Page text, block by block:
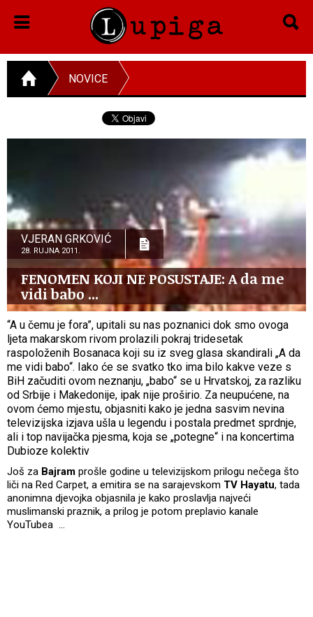
NOVICE
VJERAN GRKOVIĆ
28. RUJNA 2011.
FENOMEN KOJI NE POSUSTAJE: A da me
vidi babo ...
“A u čemu je fora”, upitali su nas poznanici dok smo ovoga
ljeta makarskom rivom prolazili pokraj tridesetak
raspoloženih Bosanaca koji su iz sveg glasa skandirali „A da
me vidi babo“. Iako će se svatko tko ima bilo kakve veze s
BiH začuditi ovom neznanju, „babo“ se u Hrvatskoj, za razliku
od Srbije i Makedonije, ipak nije proširio. Za neupućene, na
ovom ćemo mjestu, objasniti kako je jedna sasvim nevina
televizijska izjava ušla u legendu i postala predmet sprdnje,
ali i top navijačka pjesma, koja se „potegne“ i na koncertima
Dubioze kolektiv
Još za Bajram prošle godine u televizijskom prilogu nečega što
liči na Red Carpet, a emitira se na sarajevskom TV Hayatu, tada
anonimna djevojka objasnila je kako proslavlja najveći
muslimanski praznik, a prilog je potom preplavio kanale
YouTubea …